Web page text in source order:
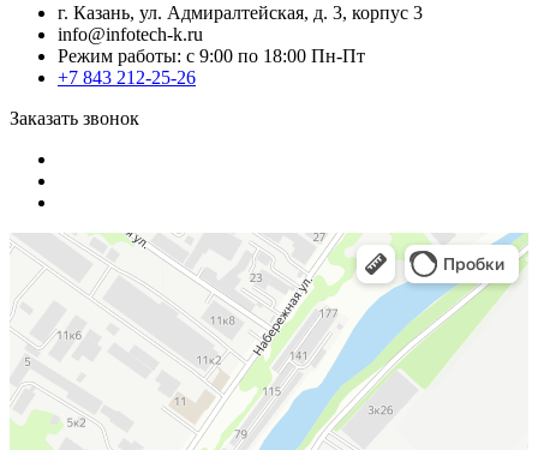
г. Казань, ул. Адмиралтейская, д. 3, корпус 3
info@infotech-k.ru
Режим работы: с 9:00 по 18:00 Пн-Пт
+7 843 212-25-26
Заказать звонок